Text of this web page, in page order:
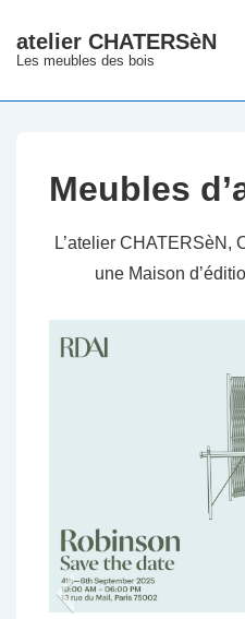
passer
contenu
atelier CHATERSèN
Les meubles des bois
Meubles
L’atelier CHATERSèN,
une Maison